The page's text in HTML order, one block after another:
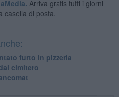
Arriva gratis tutti i giorni
casella di posta.
furto in pizzeria
cimitero